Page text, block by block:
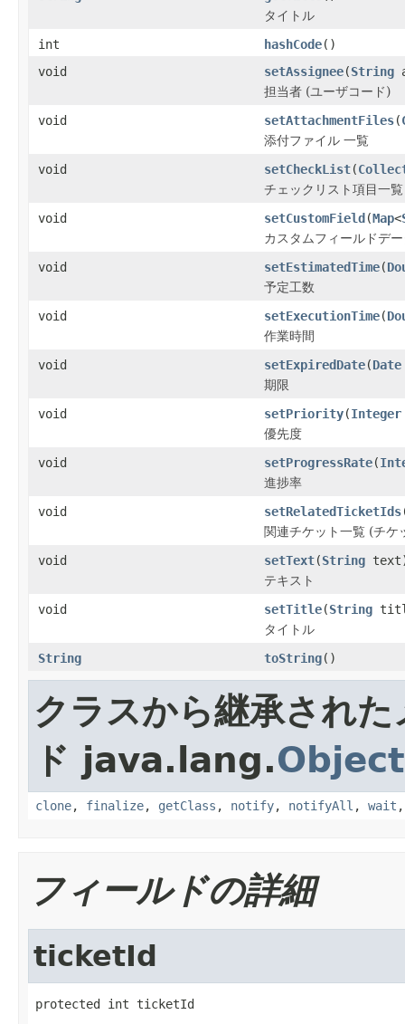
タイトル
int
hashCode()
void
setAssignee(String
担当者 (ユーザコード)
void
setAttachmentFiles(
添付ファイル 一覧
void
setCheckList(
チェックリスト項目一覧
void
setCustomField(Map<
カスタムフィールドデ
void
setEstimatedTime(
予定工数
void
setExecutionTime(
作業時間
void
setExpiredDate(Date
期限
void
setPriority(Integer
優先度
void
setProgressRate(
進捗率
void
setRelatedTicketIds
関連チケット一覧 (チケ
void
setText(String
テキスト
void
setTitle(String
タイトル
String
toString()
クラスから継承された
ド java.lang.Object
clone, finalize, getClass , notify, notifyAll , wait
フィールドの詳細
ticketId
protected int ticketId